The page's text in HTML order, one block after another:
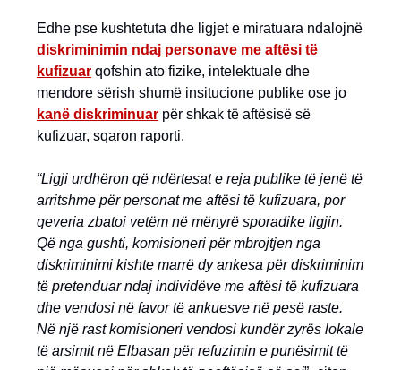
Edhe pse kushtetuta dhe ligjet e miratuara ndalojnë
diskriminimin ndaj personave me aftësi të
kufizuar qofshin ato fizike, intelektuale dhe
mendore sërish shumë insitucione publike ose jo
kanë diskriminuar për shkak të aftësisë së
kufizuar, sqaron raporti.
“Ligji urdhëron që ndërtesat e reja publike të jenë të
arritshme për personat me aftësi të kufizuara, por
qeveria zbatoi vetëm në mënyrë sporadike ligjin.
Që nga gushti, komisioneri për mbrojtjen nga
diskriminimi kishte marrë dy ankesa për diskriminim
të pretenduar ndaj individëve me aftësi të kufizuara
dhe vendosi në favor të ankuesve në pesë raste.
Në një rast komisioneri vendosi kundër zyrës lokale
të arsimit në Elbasan për refuzimin e punësimit të